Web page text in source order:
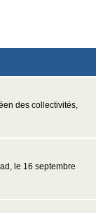
des collectivités,
le 16 septembre